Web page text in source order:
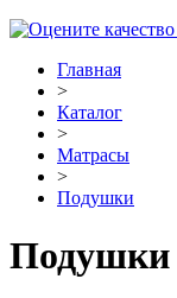
Главная
>
Каталог
>
Матрасы
>
Подушки
Подушки